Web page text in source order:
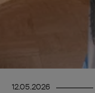
12.05.2026